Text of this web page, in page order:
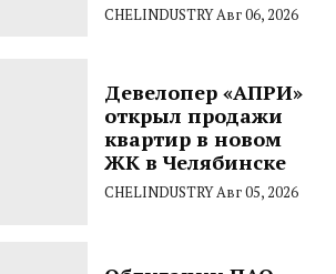
CHELINDUSTRYАвг 06, 2026
Девелопер «АПРИ»
открыл продажи
квартир в новом
ЖК в Челябинске
CHELINDUSTRYАвг 05, 2026